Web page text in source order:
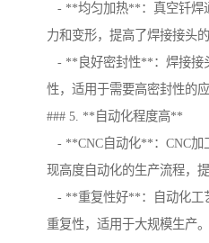
- **均匀加热**：真空钎焊
力和变形，提高了焊接接头
- **良好密封性**：焊接接
性，适用于需要高密封性的应
### 5. **自动化程度高**
- **CNC自动化**：CNC加
现高度自动化的生产流程，
- **重复性好**：自动化工
重复性，适用于大规模生产。